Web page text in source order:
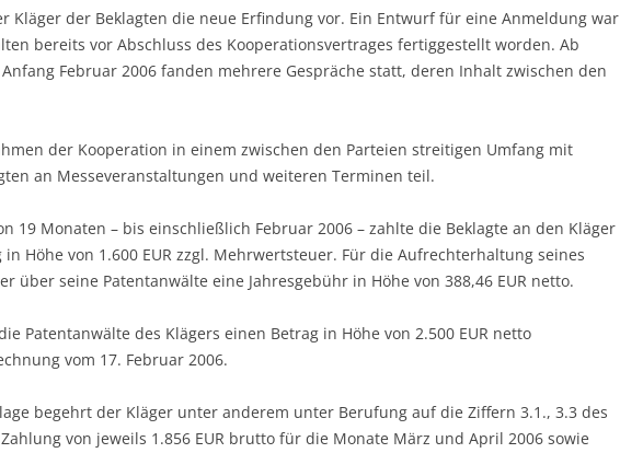
Kläger der Beklagten die neue Erfindung vor. Ein Entwurf für eine Anmeldung war
bereits vor Abschluss des Kooperationsvertrages fertiggestellt worden. Ab
Februar 2006 fanden mehrere Gespräche statt, deren Inhalt zwischen den
der Kooperation in einem zwischen den Parteien streitigen Umfang mit
an Messeveranstaltungen und weiteren Terminen teil.
19 Monaten – bis einschließlich Februar 2006 – zahlte die Beklagte an den Kläger
Höhe von 1.600 EUR zzgl. Mehrwertsteuer. Für die Aufrechterhaltung seines
über seine Patentanwälte eine Jahresgebühr in Höhe von 388,46 EUR netto.
Patentanwälte des Klägers einen Betrag in Höhe von 2.500 EUR netto
vom 17. Februar 2006.
begehrt der Kläger unter anderem unter Berufung auf die Ziffern 3.1., 3.3 des
von jeweils 1.856 EUR brutto für die Monate März und April 2006 sowie